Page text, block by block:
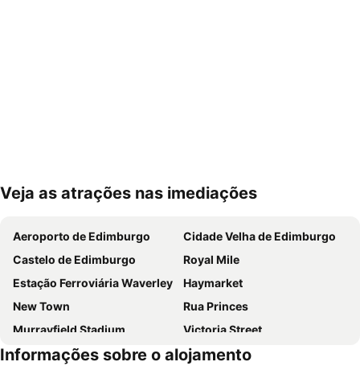
Ampliar mapa
Veja as atrações nas imediações
Aeroporto de Edimburgo
Cidade Velha de Edimburgo
Castelo de Edimburgo
Royal Mile
Estação Ferroviária Waverley
Haymarket
New Town
Rua Princes
Murrayfield Stadium
Victoria Street
Grassmarket
Galeria Nacional da Escócia
Informações sobre o alojamento